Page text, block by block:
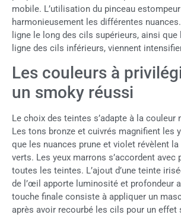
mobile. L’utilisation du pinceau
harmonieusement les différentes nuances.
ligne le long des cils supérieurs, ainsi que
ligne des cils inférieurs, viennent
Les couleurs à
un smoky réussi
Le choix des teintes s’adapte à la couleur
Les tons bronze et cuivrés magnifient les
que les nuances prune et violet révèlent la
verts. Les yeux marrons s’accordent avec
toutes les teintes. L’ajout d’une teinte
de l’œil apporte luminosité et profondeur
touche finale consiste à appliquer un
après avoir recourbé les cils pour un effet